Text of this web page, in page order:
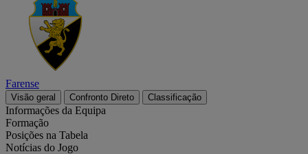
Farense
Visão geral Confronto Direto Classificação
Informações da Equipa
Formação
Posições na Tabela
Notícias do Jogo